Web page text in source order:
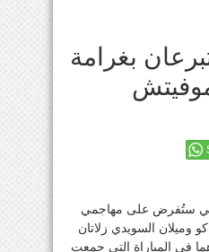
بغرامة
ستُفرض على مهاجمي
وميلان السويدي زلاتان
في المباراة التي جمعت